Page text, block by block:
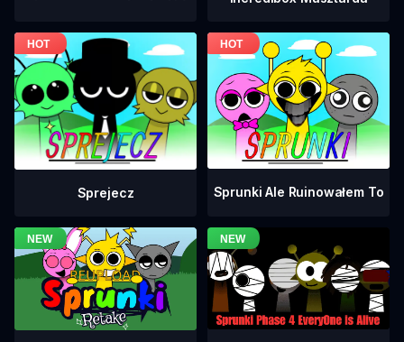
Sprejecz Sprunki Ale Ruinowałem To